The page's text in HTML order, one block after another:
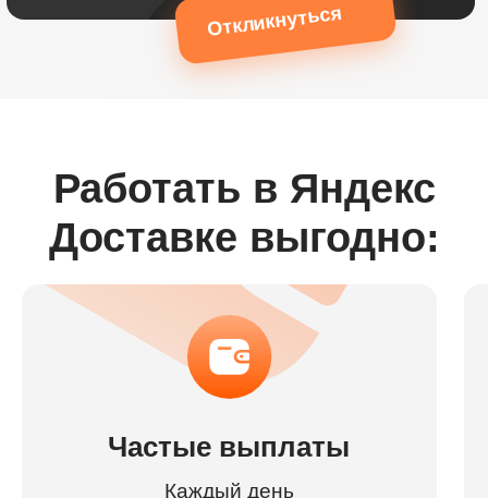
Откликнуться
Работать в Яндекс
Доставке выгодно:
Частые выплаты
Каждый день